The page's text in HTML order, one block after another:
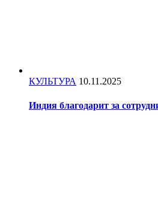
КУЛЬТУРА 10.11.2025
Индия благодарит за